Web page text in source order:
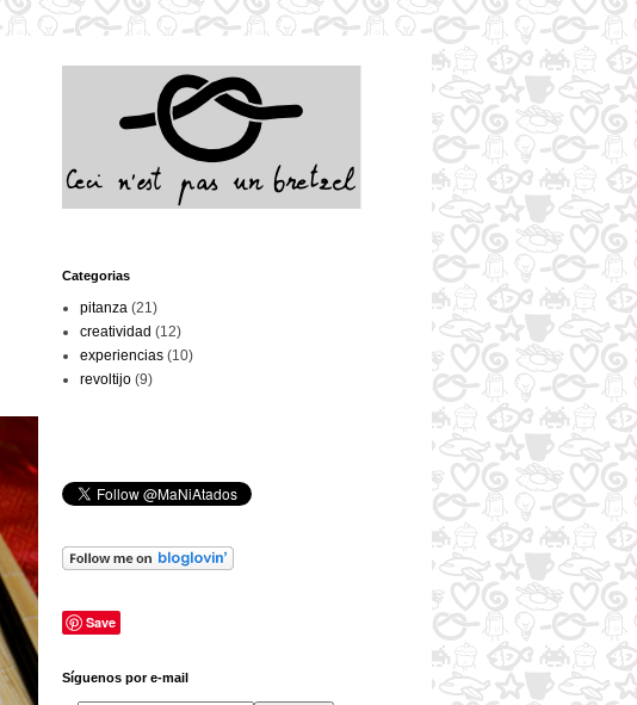
Categorias
pitanza (21)
creatividad (12)
experiencias (10)
revoltijo (9)
Save
Síguenos por e-mail